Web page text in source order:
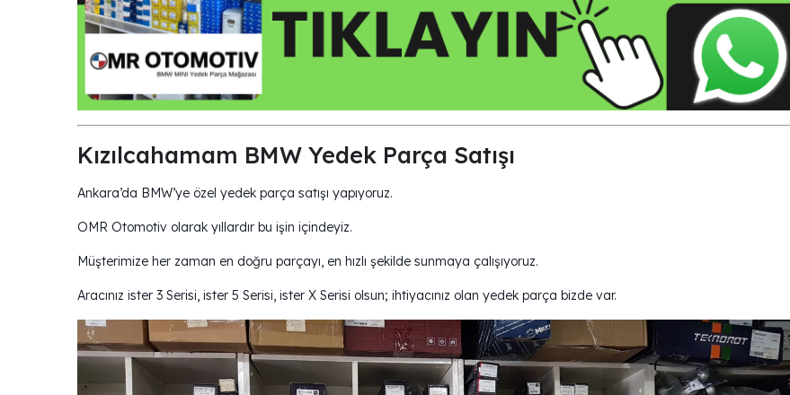
Kızılcahamam BMW Yedek Parça Satışı
Ankara’da BMW’ye özel yedek parça satışı yapıyoruz.
OMR Otomotiv olarak yıllardır bu işin içindeyiz.
Müşterimize her zaman en doğru parçayı, en hızlı şekilde sunmaya çalışıyoruz.
Aracınız ister 3 Serisi, ister 5 Serisi, ister X Serisi olsun; ihtiyacınız olan yedek parça bizde var.